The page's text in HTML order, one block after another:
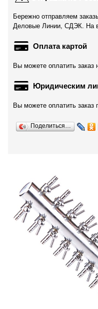
Бережно отправляем
Деловые Линии, СДЭК. На
Оплата картой
Вы можете оплатить заказ
Юридическим
Вы можете оплатить заказ
Поделиться…